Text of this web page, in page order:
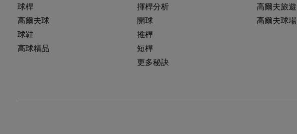
球桿
高爾夫球
球鞋
高球精品
揮桿分析
開球
推桿
短桿
更多秘訣
高爾夫旅遊
高爾夫球場